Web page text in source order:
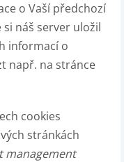
o Vaší předchozí
náš server uložil
informací o
např. na stránce
cookies
stránkách
management